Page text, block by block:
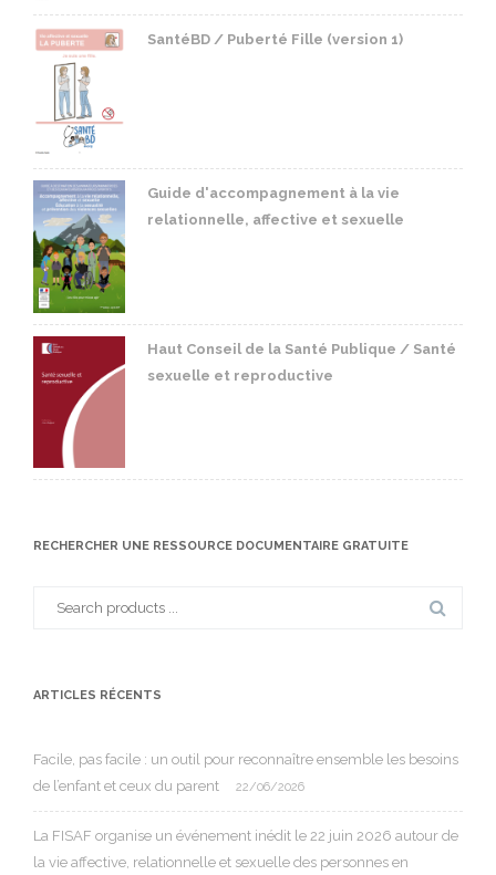
SantéBD / Puberté Fille (version 1)
Guide d'accompagnement à la vie
relationnelle, affective et sexuelle
Haut Conseil de la Santé Publique / Santé
sexuelle et reproductive
RECHERCHER UNE RESSOURCE DOCUMENTAIRE GRATUITE
ARTICLES RÉCENTS
Facile, pas facile : un outil pour reconnaître ensemble les besoins
de l’enfant et ceux du parent
22/06/2026
La FISAF organise un événement inédit le 22 juin 2026 autour de
la vie affective, relationnelle et sexuelle des personnes en